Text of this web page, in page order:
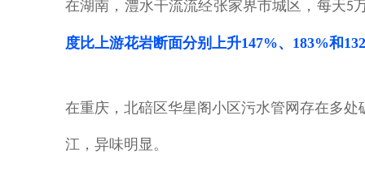
在湖南， 澧水干流流经张家界市城区，每天5
度比上游花岩断面分别上升147%、183%和
在重庆，北碚区华星阁小区污水管网存在多
江，异味明显。